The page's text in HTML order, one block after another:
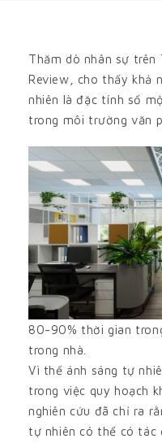
Thăm dò nhân sự trên
Review, cho thấy khả
nhiên là đặc tính số
trong môi trường văn
80-90% thời gian
trong nhà.
Vì thế ánh sáng tự
trong việc quy hoạch
nghiên cứu đã chỉ ra
tự nhiên có thể có tác